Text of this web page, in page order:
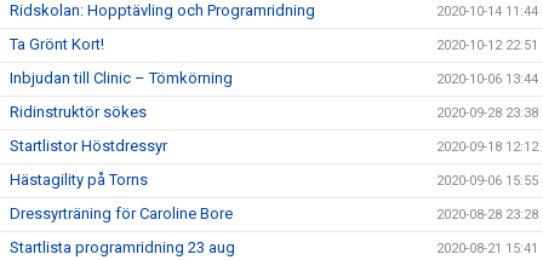
Ridskolan: Hopptävling och Programridning 2020-10-14 11:44
Ta Grönt Kort! 2020-10-12 22:51
Inbjudan till Clinic – Tömkörning 2020-10-06 13:44
Ridinstruktör sökes 2020-09-28 23:38
Startlistor Höstdressyr 2020-09-18 12:12
Hästagility på Torns 2020-09-06 15:55
Dressyrträning för Caroline Bore 2020-08-28 23:28
Startlista programridning 23 aug 2020-08-21 15:41